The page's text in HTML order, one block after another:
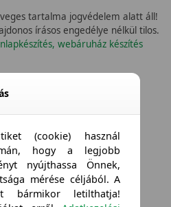
tartalma jogvédelem alatt áll!
írásos engedélye nélkül tilos.
webáruház készítés
(cookie) használ
hogy a legjobb
nyújthassa Önnek,
mérése céljából. A
bármikor letilthatja!